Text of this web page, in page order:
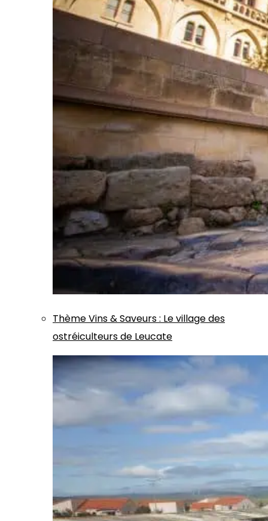
ThèmeVins & Saveurs: Le village des
ostréiculteurs de Leucate